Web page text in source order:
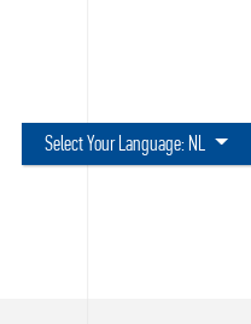
Select Your Language: NL